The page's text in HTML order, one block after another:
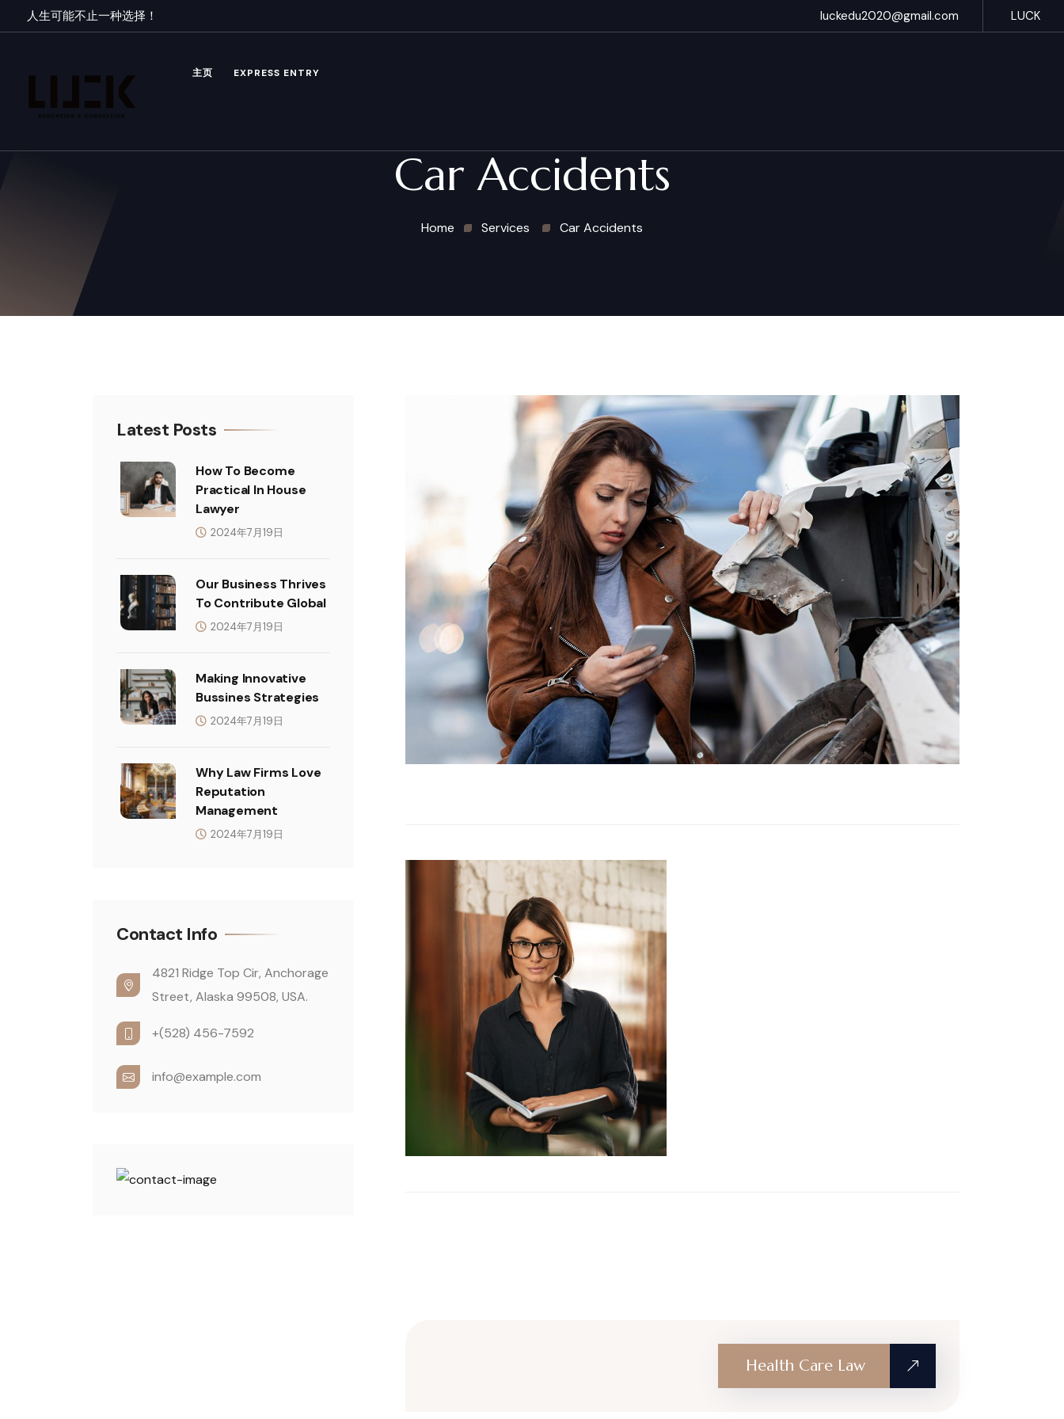
人生可能不止一种选择！ luckedu2020@gmail.com LUCK
主页 EXPRESS ENTRY
Car Accidents
Home Services Car Accidents
Health Care Law
Latest Posts
How To Become
Practical In House
Lawyer
2024年7月19日
Our Business Thrives
To Contribute Global
2024年7月19日
Making Innovative
Bussines Strategies
2024年7月19日
Why Law Firms Love
Reputation
Management
2024年7月19日
Contact Info
4821 Ridge Top Cir, Anchorage
Street, Alaska 99508, USA.
+(528) 456-7592
info@example.com